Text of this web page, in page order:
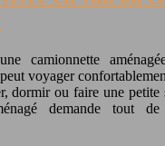
camionnette
voyager
dormir ou faire une petite
demande tout